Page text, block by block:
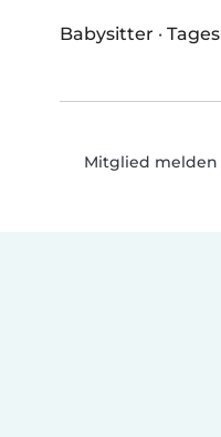
Babysitter ·
Mitglied melden